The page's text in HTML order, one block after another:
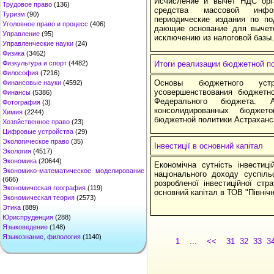
Трудовое право (136)
Туризм (90)
Уголовное право и процесс (406)
Управление (95)
Управленческие науки (24)
Физика (3462)
Физкультура и спорт (4482)
Философия (7216)
Финансовые науки (4592)
Финансы (5386)
Фотография (3)
Химия (2244)
Хозяйственное право (23)
Цифровые устройства (29)
Экологическое право (35)
Экология (4517)
Экономика (20644)
Экономико-математическое моделирование
(666)
Экономическая география (119)
Экономическая теория (2573)
Этика (889)
Юриспруденция (288)
Языковедение (148)
Языкознание, филология (1140)
средства массовой
периодические издания по
дающие основание для
исключению из налоговой базы.
Итоги реализации бюджетной
Основы бюджетного
усовершенствования
Федерального бюджета.
консолидированных
бюджетной политики
Інвестиції в основний капітал
Економічна сутність
національного доходу
розробленої інвестиційної
основний капітал в ТОВ
1 ... << 31 32 33